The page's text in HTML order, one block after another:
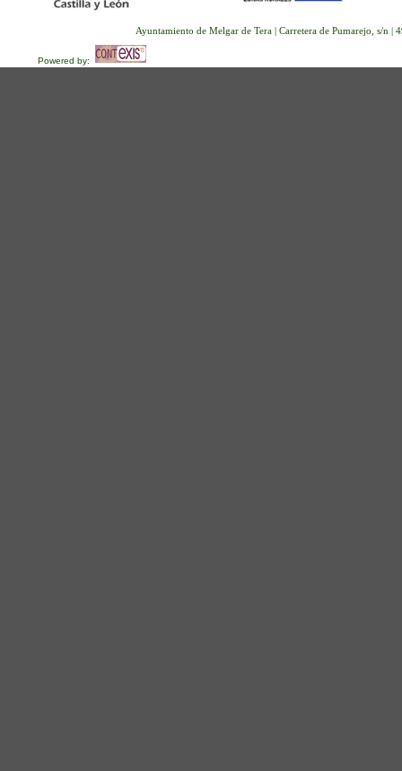
Ayuntamiento de Melgar de Tera | Carretera de Pumarejo, s/n
Powered by: